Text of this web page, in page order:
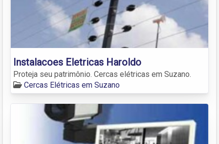
Instalacoes Eletricas Haroldo
Proteja seu patrimônio. Cercas elétricas em Suzano.
Cercas Elétricas em Suzano